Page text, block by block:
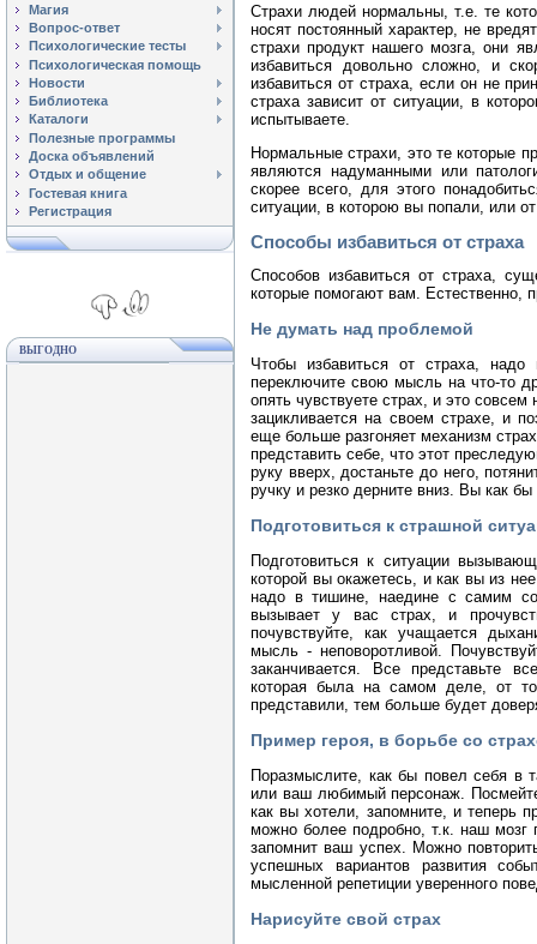
Магия
Вопрос-ответ
Психологические тесты
Психологическая помощь
Новости
Библиотека
Каталоги
Полезные программы
Доска объявлений
Отдых и общение
Гостевая книга
Регистрация
ВЫГОДНО
Страхи людей нормальны, т.е. те
носят постоянный характер, не
страхи продукт нашего мозга, они
избавиться довольно сложно, и
избавиться от страха, если он не
страха зависит от ситуации, в
испытываете.
Нормальные страхи, это те которые
являются надуманными или
скорее всего, для этого
ситуации, в которою вы попали, или
Способы избавиться от страха
Способов избавиться от страха,
которые помогают вам. Естественно,
Не думать над проблемой
Чтобы избавиться от страха,
переключите свою мысль на что-то
опять чувствуете страх, и это
зацикливается на своем страхе, и
еще больше разгоняет механизм
представить себе, что этот
руку вверх, достаньте до него,
ручку и резко дерните вниз. Вы как
Подготовиться к страшной
Подготовиться к ситуации
которой вы окажетесь, и как вы из
надо в тишине, наедине с самим
вызывает у вас страх, и
почувствуйте, как учащается
мысль - неповоротливой.
заканчивается. Все представьте
которая была на самом деле, от
представили, тем больше будет
Пример героя, в борьбе со
Поразмыслите, как бы повел себя в
или ваш любимый персонаж.
как вы хотели, запомните, и теперь
можно более подробно, т.к. наш мозг
запомнит ваш успех. Можно
успешных вариантов развития
мысленной репетиции уверенного
Нарисуйте свой страх